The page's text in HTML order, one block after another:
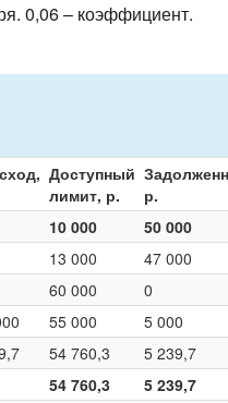
0,06 – коэффициент.
Доступный
лимит, р.
р.
10 000
50 000
13 000
47 000
60 000
0
55 000
5 000
54 760,3
5 239,7
54 760,3
5 239,7